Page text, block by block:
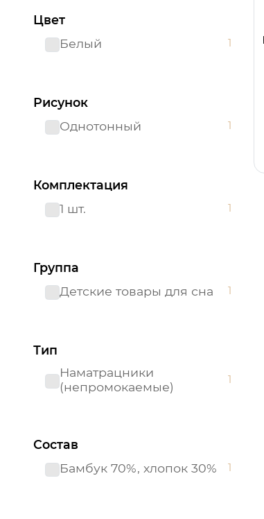
Цвет
Белый
1
Рисунок
Однотонный
1
Комплектация
1 шт.
1
Группа
Детские товары для сна
1
Тип
Наматрацники
(непромокаемые)
1
Состав
Бамбук 70%, хлопок 30%
1